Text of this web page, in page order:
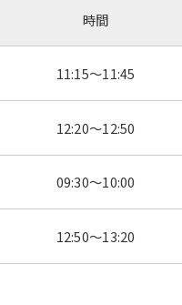
時間
11:15～11:45
12:20～12:50
09:30～10:00
12:50～13:20